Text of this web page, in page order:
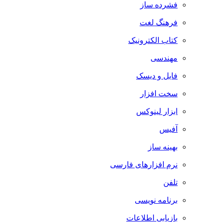
فشرده ساز
فرهنگ لغت
کتاب الکترونیک
مهندسی
فایل و دیسک
سخت افزار
ابزار لینوکس
آفیس
بهینه ساز
نرم افزارهای فارسی
تلفن
برنامه نویسی
بازیابی اطلاعات